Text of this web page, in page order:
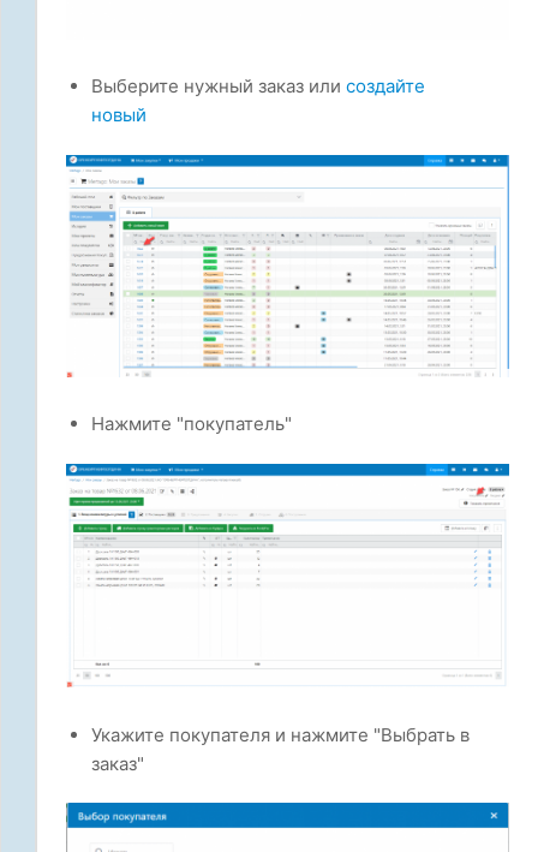
Выберите нужный заказ или создайте
новый
Нажмите "покупатель"
Укажите покупателя и нажмите "Выбрать в
заказ"